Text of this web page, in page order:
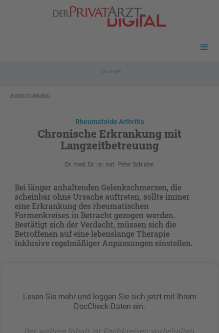
- ANZEIGE -
ABRECHNUNG
Rheumatoide Arthritis
Chronische Erkrankung mit
Langzeitbetreuung
Dr. med. Dr. rer. nat. Peter Schlüter
Bei länger anhaltenden Gelenkschmerzen, die
scheinbar ohne Ursache auftreten, sollte immer
eine Erkrankung des rheumatischen
Formenkreises in Betracht gezogen werden.
Bestätigt sich der Verdacht, müssen sich die
Betroffenen auf eine lebenslange Therapie
inklusive regelmäßiger Anpassungen einstellen.
Lesen Sie mehr und loggen Sie sich jetzt mit Ihrem
DocCheck-Daten ein.